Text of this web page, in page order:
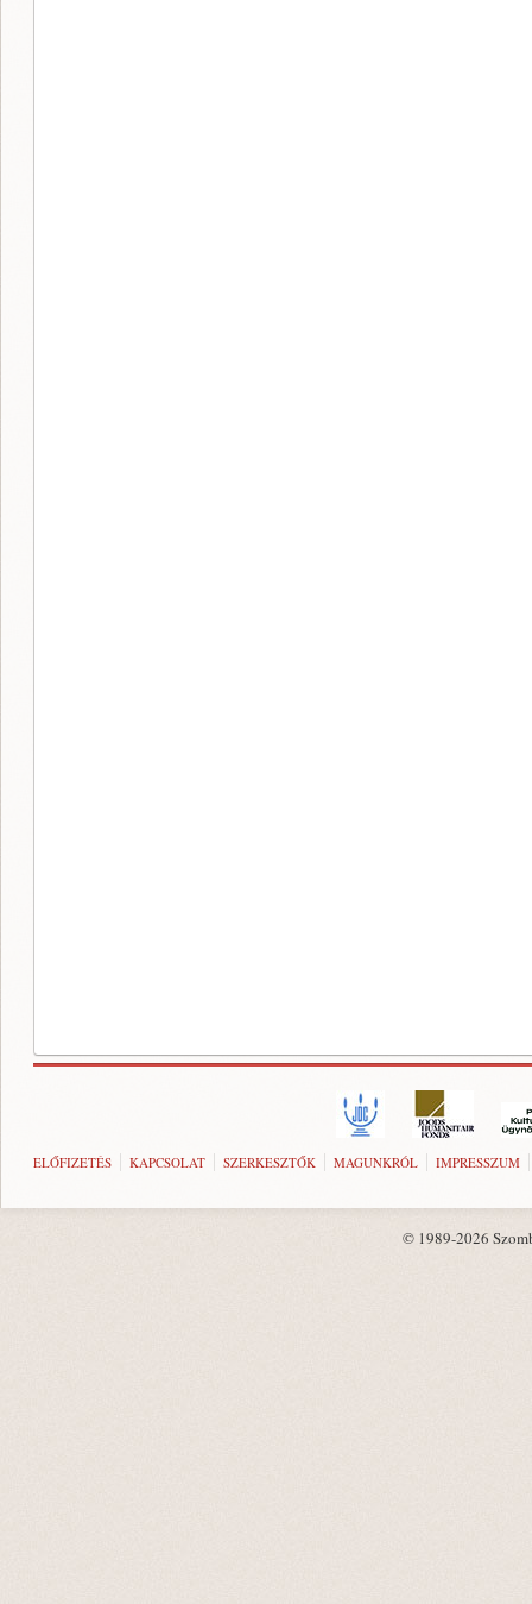
ELŐFIZETÉS KAPCSOLAT SZERKESZTŐK MAGUNKRÓL IMPRESSZUM
© 1989-2026